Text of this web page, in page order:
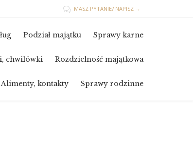
 MASZ PYTANIE? NAPISZ →
Podział majątku Sprawy karne
chwilówki Rozdzielność majątkowa
Alimenty, kontakty Sprawy rodzinne